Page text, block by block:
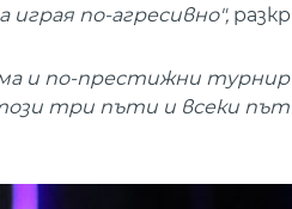
по-агресивно",
и по-престижни
три пъти и всеки път